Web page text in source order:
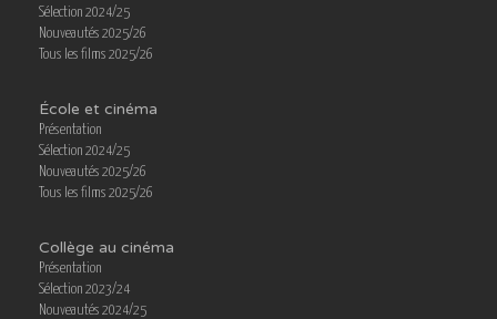
Sélection 2024/25
Nouveautés 2025/26
Tous les films 2025/26
École et cinéma
Présentation
Sélection 2024/25
Nouveautés 2025/26
Tous les films 2025/26
Collège au cinéma
Présentation
Sélection 2023/24
Nouveautés 2024/25